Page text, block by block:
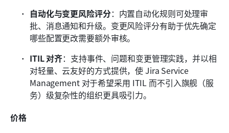
自动化与变更风险评分：内置自动化规则可处理审
批、消息通知和升级。变更风险评分有助于优先确定
哪些配置更改需要额外审核。
ITIL 对齐：支持事件、问题和变更管理实践，并以相
对轻量、云友好的方式提供，使 Jira Service
Management 对于希望采用 ITIL 而不引入旗舰（服
务）级复杂性的组织更具吸引力。
价格